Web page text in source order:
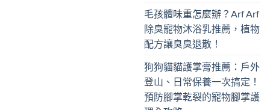
毛孩體味重怎麼辦？Arf Arf
除臭寵物沐浴乳推薦，植物
配方讓臭臭退散！
狗狗貓貓護掌膏推薦：戶外
登山、日常保養一次搞定！
預防腳掌乾裂的寵物腳掌護